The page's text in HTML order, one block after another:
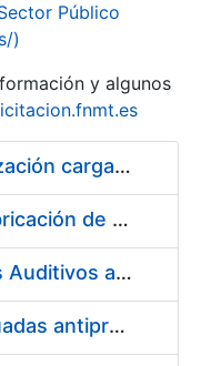
Público
)
y algunos
Pliego condiciones optimización cargas compras firmado
Acuerdo marco para la fabricación de piezas
Suministro de Protectores Auditivos a medida para las personas trabajadoras de los Centros de Trabajo de Madrid y Burgos
Suministro de gafas graduadas antiproyecciones para los trabajadores de la FNMT-RCM en los centros de trabajo de Madrid y Burgos